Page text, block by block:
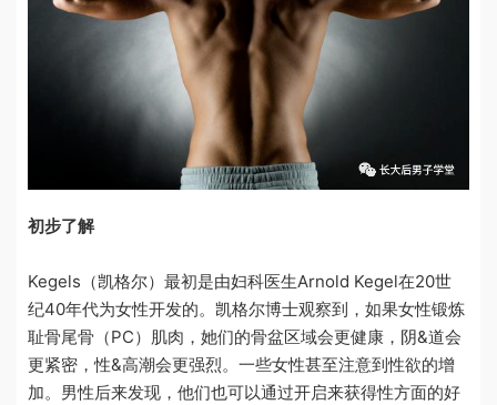
初步了解
Kegels（凯格尔） 最初是由妇科医生Arnold Kegel在20世
纪40年代为女性开发的。凯格尔博士观察到，如果女性锻炼
耻骨尾骨（PC）肌肉，她们的骨盆区域会更健康，阴&道会
更紧密，性&高潮会更强烈。一些女性甚至注意到性欲的增
加。男性后来发现，他们也可以通过开启来获得性方面的好